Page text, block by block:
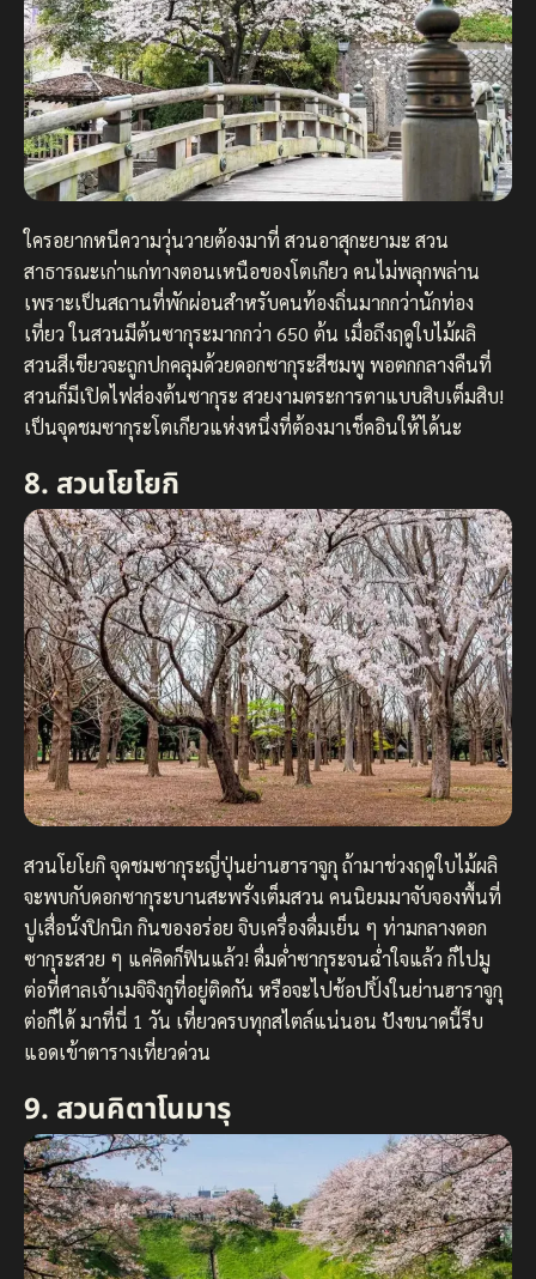
ใครอยากหนีความวุ่นวายต้องมาที่ สวนอาสุกะยามะ สวน
สาธารณะเก่าแก่ทางตอนเหนือของโตเกียว คนไม่พลุกพล่าน
เพราะเป็นสถานที่พักผ่อนสำหรับคนท้องถิ่นมากกว่านักท่อง
เที่ยว ในสวนมีต้นซากุระมากกว่า 650 ต้น เมื่อถึงฤดูใบไม้ผลิ
สวนสีเขียวจะถูกปกคลุมด้วยดอกซากุระสีชมพู พอตกกลางคืนที่
สวนก็มีเปิดไฟส่องต้นซากุระ สวยงามตระการตาแบบสิบเต็มสิบ!
เป็นจุดชมซากุระโตเกียวแห่งหนึ่งที่ต้องมาเช็คอินให้ได้นะ
8. สวนโยโยกิ
สวนโยโยกิ จุดชมซากุระญี่ปุ่นย่านฮาราจูกุ ถ้ามาช่วงฤดูใบไม้ผลิ
จะพบกับดอกซากุระบานสะพรั่งเต็มสวน คนนิยมมาจับจองพื้นที่
ปูเสื่อนั่งปิกนิก กินของอร่อย จิบเครื่องดื่มเย็น ๆ ท่ามกลางดอก
ซากุระสวย ๆ แค่คิดก็ฟินแล้ว! ดื่มด่ำซากุระจนฉ่ำใจแล้ว ก็ไปมู
ต่อที่ศาลเจ้าเมจิจิงกูที่อยู่ติดกัน หรือจะไปช้อปปิ้งในย่านฮาราจูกุ
ต่อก็ได้ มาที่นี่ 1 วัน เที่ยวครบทุกสไตล์แน่นอน ปังขนาดนี้รีบ
แอดเข้าตารางเที่ยวด่วน
9. สวนคิตาโนมารุ